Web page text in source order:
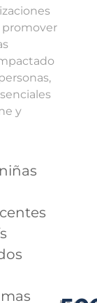
promover
y